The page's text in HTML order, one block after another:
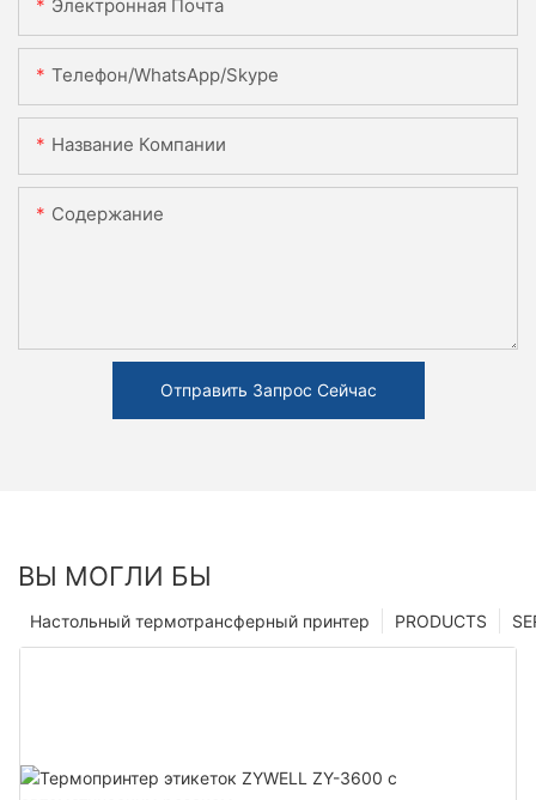
Электронная Почта
Телефон/WhatsApp/Skype
Название Компании
Содержание
Отправить Запрос Сейчас
ВЫ МОГЛИ БЫ
PRODUCTS
Настольный термотрансферный принтер